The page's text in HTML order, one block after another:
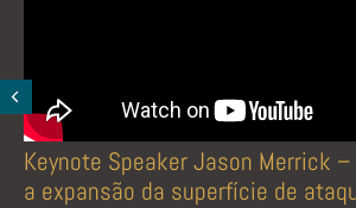
Keynote Speaker Jason Merrick
a expansão da superfície de